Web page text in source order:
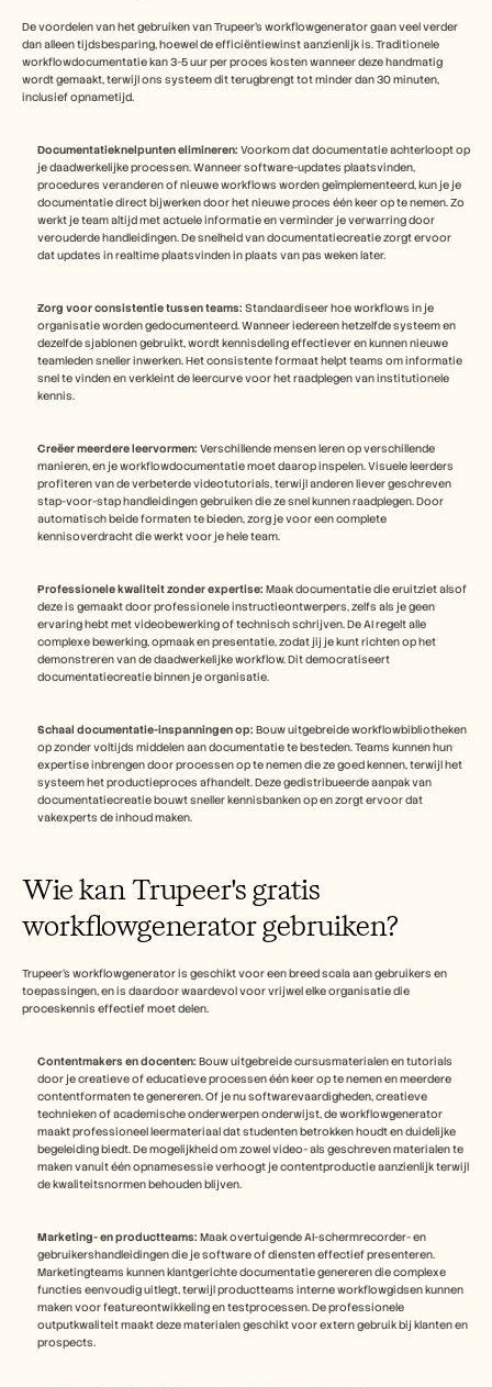
De voordelen van het gebruiken van Trupeer's workflowgenerator gaan veel verder
dan alleen tijdsbesparing, hoewel de efficiëntiewinst aanzienlijk is. Traditionele
workflowdocumentatie kan 3-5 uur per proces kosten wanneer deze handmatig
wordt gemaakt, terwijl ons systeem dit terugbrengt tot minder dan 30 minuten,
inclusief opnametijd.
Documentatieknelpunten elimineren: Voorkom dat documentatie achterloopt op
je daadwerkelijke processen. Wanneer software-updates plaatsvinden,
procedures veranderen of nieuwe workflows worden geïmplementeerd, kun je je
documentatie direct bijwerken door het nieuwe proces één keer op te nemen. Zo
werkt je team altijd met actuele informatie en verminder je verwarring door
verouderde handleidingen. De snelheid van documentatiecreatie zorgt ervoor
dat updates in realtime plaatsvinden in plaats van pas weken later.
Zorg voor consistentie tussen teams: Standaardiseer hoe workflows in je
organisatie worden gedocumenteerd. Wanneer iedereen hetzelfde systeem en
dezelfde sjablonen gebruikt, wordt kennisdeling effectiever en kunnen nieuwe
teamleden sneller inwerken. Het consistente formaat helpt teams om informatie
snel te vinden en verkleint de leercurve voor het raadplegen van institutionele
kennis.
Creëer meerdere leervormen: Verschillende mensen leren op verschillende
manieren, en je workflowdocumentatie moet daarop inspelen. Visuele leerders
profiteren van de verbeterde videotutorials, terwijl anderen liever geschreven
stap-voor-stap handleidingen gebruiken die ze snel kunnen raadplegen. Door
automatisch beide formaten te bieden, zorg je voor een complete
kennisoverdracht die werkt voor je hele team.
Professionele kwaliteit zonder expertise: Maak documentatie die eruitziet alsof
deze is gemaakt door professionele instructieontwerpers, zelfs als je geen
ervaring hebt met videobewerking of technisch schrijven. De AI regelt alle
complexe bewerking, opmaak en presentatie, zodat jij je kunt richten op het
demonstreren van de daadwerkelijke workflow. Dit democratiseert
documentatiecreatie binnen je organisatie.
Schaal documentatie-inspanningen op: Bouw uitgebreide workflowbibliotheken
op zonder voltijds middelen aan documentatie te besteden. Teams kunnen hun
expertise inbrengen door processen op te nemen die ze goed kennen, terwijl het
systeem het productieproces afhandelt. Deze gedistribueerde aanpak van
documentatiecreatie bouwt sneller kennisbanken op en zorgt ervoor dat
vakexperts de inhoud maken.
Wie kan Trupeer's gratis
workflowgenerator gebruiken?
Trupeer's workflowgenerator is geschikt voor een breed scala aan gebruikers en
toepassingen, en is daardoor waardevol voor vrijwel elke organisatie die
proceskennis effectief moet delen.
Contentmakers en docenten: Bouw uitgebreide cursusmaterialen en tutorials
door je creatieve of educatieve processen één keer op te nemen en meerdere
contentformaten te genereren. Of je nu softwarevaardigheden, creatieve
technieken of academische onderwerpen onderwijst, de workflowgenerator
maakt professioneel leermateriaal dat studenten betrokken houdt en duidelijke
begeleiding biedt. De mogelijkheid om zowel video- als geschreven materialen te
maken vanuit één opnamesessie verhoogt je contentproductie aanzienlijk terwijl
de kwaliteitsnormen behouden blijven.
Marketing- en productteams: Maak overtuigende AI-schermrecorder- en
gebruikershandleidingen die je software of diensten effectief presenteren.
Marketingteams kunnen klantgerichte documentatie genereren die complexe
functies eenvoudig uitlegt, terwijl productteams interne workflowgidsen kunnen
maken voor featureontwikkeling en testprocessen. De professionele
outputkwaliteit maakt deze materialen geschikt voor extern gebruik bij klanten en
prospects.